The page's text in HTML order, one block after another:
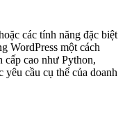
các tính năng đặc biệt
WordPress một cách
cấp cao như Python,
yêu cầu cụ thể của doanh